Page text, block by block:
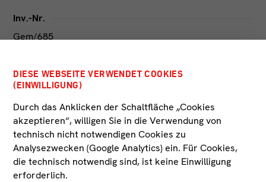
Inv.-Nr.
Gem/685
ÄHNLICHE
WERKE NACH
Künstler*in
DIESE WEBSEITE VERWENDET COOKIES
(EINWILLIGUNG)
Durch das Anklicken der Schaltfläche „Cookies
akzeptieren“, willigen Sie in die Verwendung von
technisch nicht notwendigen Cookies zu
Analysezwecken (Google Analytics) ein. Für Cookies,
die technisch notwendig sind, ist keine Einwilligung
erforderlich.